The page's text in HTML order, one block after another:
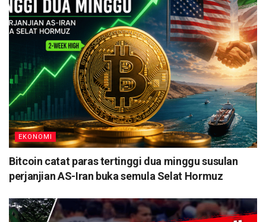
EKONOMI
Bitcoin catat paras tertinggi dua minggu susulan
perjanjian AS-Iran buka semula Selat Hormuz